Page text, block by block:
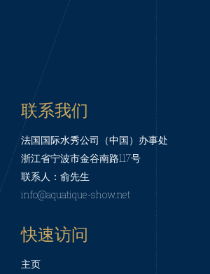
Project
navigation
联系我们
法国国际水秀公司（中国）办事处
浙江省宁波市金谷南路117号
联系人：俞先生
info@aquatique-show.net
快速访问
主页